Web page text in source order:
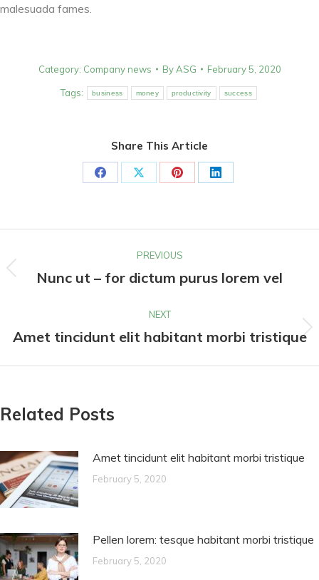
malesuada fames.
Category: Company news ByASG February 5, 2020
Tags: business money productivity success
Share This Article
PREVIOUS
Nunc ut – for dictum purus lorem vel
NEXT
Amet tincidunt elit habitant morbi tristique
Related Posts
Amet tincidunt elit habitant morbi tristique
February 5, 2020
Pellen lorem: tesque habitant morbi tristique
February 5, 2020